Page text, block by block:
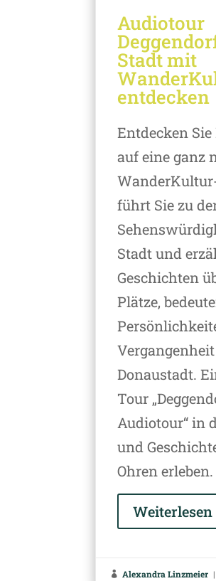
Audiotour
Stadt mit
entdecken
Entdecken Sie
auf eine ganz
führt Sie zu
Stadt und
Geschichten
Plätze,
Donaustadt.
Tour
Audiotour“ in
und
Ohren erleben.
Weiterlesen
 Alexandra Linzmeier |